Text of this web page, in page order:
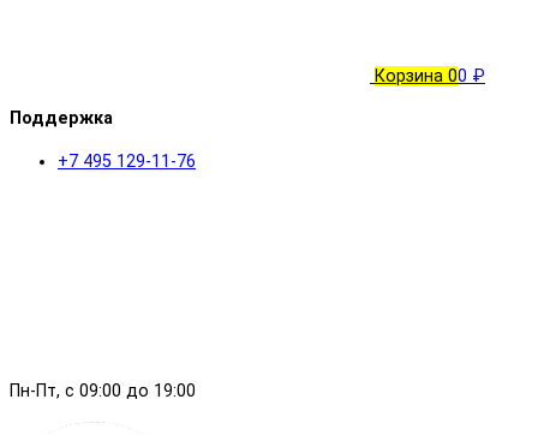
Корзина 00 ₽
Поддержка
+7 495 129-11-76
Пн-Пт, с 09:00 до 19:00